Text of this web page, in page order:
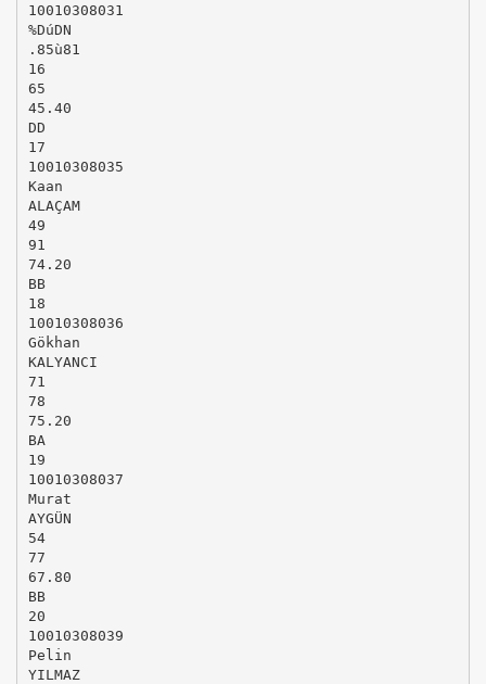
10010308031
%DúDN
.85ù81
16
65
45.40
DD
17
10010308035
Kaan
ALAÇAM
49
91
74.20
BB
18
10010308036
Gökhan
KALYANCI
71
78
75.20
BA
19
10010308037
Murat
AYGÜN
54
77
67.80
BB
20
10010308039
Pelin
YILMAZ